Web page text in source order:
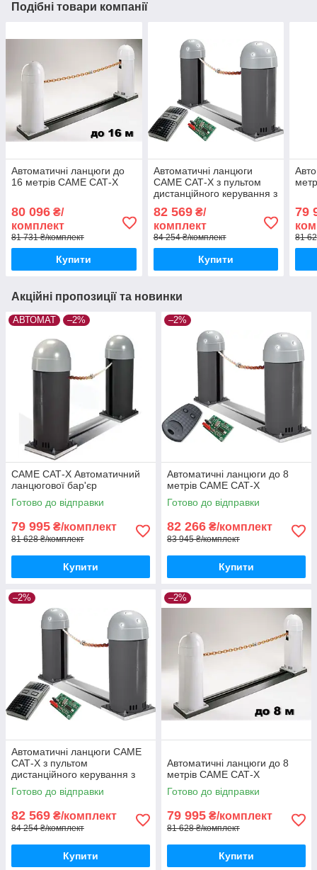
Подібні товари компанії
Автоматичні ланцюги до
16 метрів CAME САТ-X
80 096 ₴/
комплект
81 731 ₴/комплект
Купити
Автоматичні ланцюги
CAME САТ-X з пультом
дистанційного керування з
TWIN
82 569₴/
комплект
84 254 ₴/комплект
Купити
79
81
Акційні пропозиції та новинки
АВТОМАТ –2%
CAME САТ-X Автоматичний
ланцюгової бар'єр
Готово до відправки
79 995 ₴/комплект
81 628 ₴/комплект
Купити
–2%
Автоматичні ланцюги до 8
метрів CAME САТ-X
Готово до відправки
82 266 ₴/комплект
83 945 ₴/комплект
Купити
–2%
Автоматичні ланцюги CAME
САТ-X з пультом
дистанційного керування з
захистом від копіювання
TWIN
Готово до відправки
82 569 ₴/комплект
84 254 ₴/комплект
Купити
–2%
Автоматичні ланцюги до 8
метрів CAME САТ-X
Готово до відправки
79 995 ₴/комплект
81 628 ₴/комплект
Купити